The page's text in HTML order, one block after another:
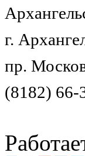
г.
пр.
(8182) 66-